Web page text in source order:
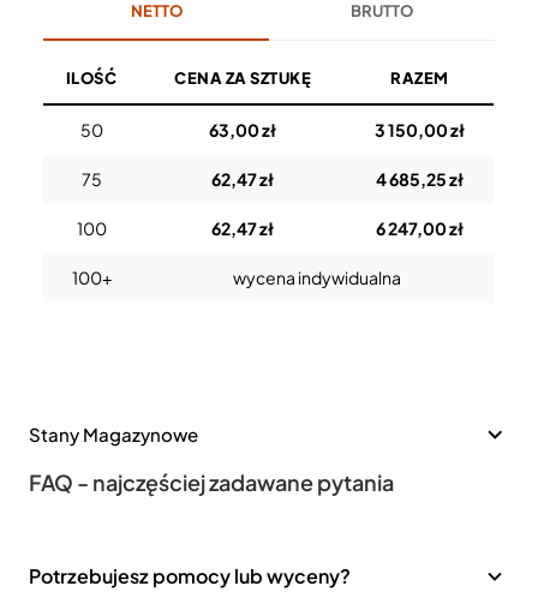
NETTO BRUTTO
ILOŚĆ CENA ZA SZTUKĘ RAZEM
50 63,00 zł 3 150,00 zł
75 62,47 zł 4 685,25 zł
100 62,47 zł 6 247,00 zł
100+ wycena indywidualna
Stany Magazynowe
FAQ - najczęściej zadawane pytania
Potrzebujesz pomocy lub wyceny?